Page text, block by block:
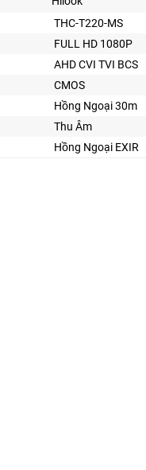
THC-T220-MS
FULL HD 1080P
AHD CVI TVI BCS
CMOS
Hồng Ngoại 30m
Thu Âm
Hồng Ngoại EXIR